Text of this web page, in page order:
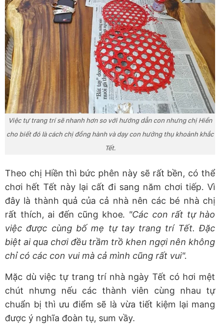
Việc tự trang trí sẽ nhanh hơn so với hướng dẫn con nhưng chị Hiền
cho biết đó là cách chị đồng hành và dạy con hưởng thụ khoảnh khắc
Tết.
Theo chị Hiền thì bức phên này sẽ rất bền, có thể
chơi hết Tết này lại cất đi sang năm chơi tiếp. Vì
đây là thành quả của cả nhà nên các bé nhà chị
rất thích, ai đến cũng khoe. "Các con rất tự hào
việc được cùng bố mẹ tự tay trang trí Tết. Đặc
biệt ai qua chơi đều trầm trồ khen ngợi nên không
chỉ có các con vui mà cả mình cũng rất vui".
Mặc dù việc tự trang trí nhà ngày Tết có hơi mệt
chút nhưng nếu các thành viên cùng nhau tự
chuẩn bị thì ưu điểm sẽ là vừa tiết kiệm lại mang
được ý nghĩa đoàn tụ, sum vầy.